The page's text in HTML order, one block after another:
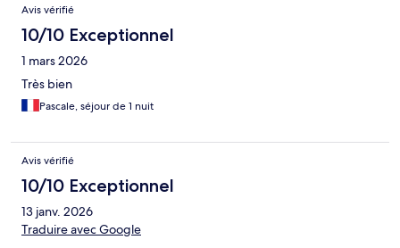
Avis vérifié
10/10 Exceptionnel
1 mars 2026
Très bien
Pascale, séjour de 1 nuit
Avis vérifié
10/10 Exceptionnel
13 janv. 2026
Traduire avec Google